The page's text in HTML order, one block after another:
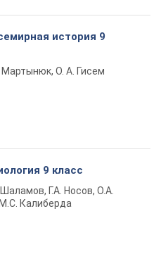
история 9
Мартынюк, О. А. Гисем
9 класс
Шаламов, Г.А. Носов, О.А.
Калиберда